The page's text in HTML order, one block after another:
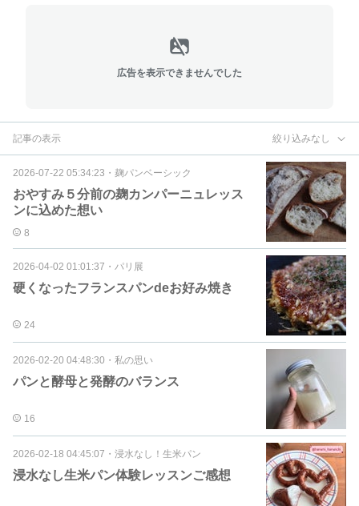
広告を表示できませんでした
記事の表示 絞り込みなし
2026-07-22 05:34:23 ・ 麹パンベーシック
おやすみ５分前の麹カンパーニュレッス
ンに込めた想い
8
2026-04-02 01:01:37 ・ パリ展
硬くなったフランスパンdeお好み焼き
24
2026-02-20 04:48:30 ・ 私の思い
パンと酵母と発酵のバランス
16
2026-02-18 04:45:07 ・ 浸水なし！生米パン
浸水なし生米パン体験レッスンご感想